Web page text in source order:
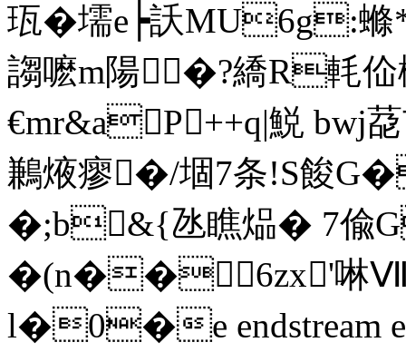
珁�壖e┝訞MU6g:
謅嚒m陽�?繑R軞佡
€mr&aP++q|鮵 bwj
鶼焲瘳�/堌7条!S餕
�;b&{氹瞧煰� 7偸
�(n��6zx'啉
l�0�e endstream